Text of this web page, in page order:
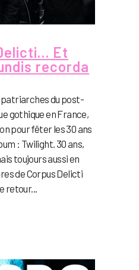
Et
recorda
du post-
gothique en France,
pour fêter les 30 ans
: Twilight. 30 ans,
toujours aussi en
de Corpus Delicti
retour...